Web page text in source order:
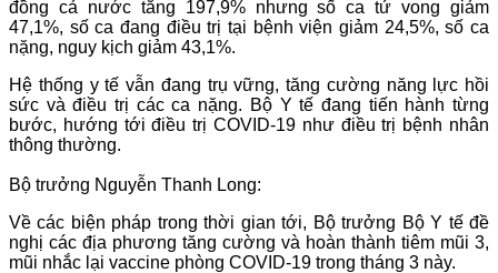
đồng cả nước tăng 197,9% nhưng số ca tử vong giảm
47,1%, số ca đang điều trị tại bệnh viện giảm 24,5%, số ca
nặng, nguy kịch giảm 43,1%.
Hệ thống y tế vẫn đang trụ vững, tăng cường năng lực hồi
sức và điều trị các ca nặng. Bộ Y tế đang tiến hành từng
bước, hướng tới điều trị COVID-19 như điều trị bệnh nhân
thông thường.
Bộ trưởng Nguyễn Thanh Long:
Về các biện pháp trong thời gian tới, Bộ trưởng Bộ Y tế đề
nghị các địa phương tăng cường và hoàn thành tiêm mũi 3,
mũi nhắc lại vaccine phòng COVID-19 trong tháng 3 này.